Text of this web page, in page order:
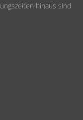
hinaus sind